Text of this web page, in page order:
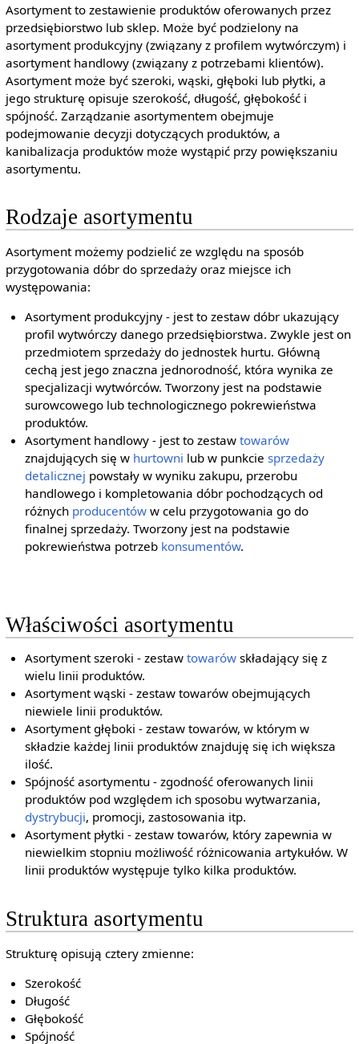
Asortyment to zestawienie produktów oferowanych przez
przedsiębiorstwo lub sklep. Może być podzielony na
asortyment produkcyjny (związany z profilem wytwórczym) i
asortyment handlowy (związany z potrzebami klientów).
Asortyment może być szeroki, wąski, głęboki lub płytki, a
jego strukturę opisuje szerokość, długość, głębokość i
spójność. Zarządzanie asortymentem obejmuje
podejmowanie decyzji dotyczących produktów, a
kanibalizacja produktów może wystąpić przy powiększaniu
asortymentu.
Rodzaje asortymentu
Asortyment możemy podzielić ze względu na sposób
przygotowania dóbr do sprzedaży oraz miejsce ich
występowania:
Asortyment produkcyjny - jest to zestaw dóbr ukazujący
profil wytwórczy danego przedsiębiorstwa. Zwykle jest on
przedmiotem sprzedaży do jednostek hurtu. Główną
cechą jest jego znaczna jednorodność, która wynika ze
specjalizacji wytwórców. Tworzony jest na podstawie
surowcowego lub technologicznego pokrewieństwa
produktów.
Asortyment handlowy - jest to zestawtowarów
znajdujących się w hurtowni lub w punkciesprzedaży
detalicznej powstały w wyniku zakupu, przerobu
handlowego i kompletowania dóbr pochodzących od
różnych producentów w celu przygotowania go do
finalnej sprzedaży. Tworzony jest na podstawie
pokrewieństwa potrzeb konsumentów.
Właściwości asortymentu
Asortyment szeroki - zestawtowarów składający się z
wielu linii produktów.
Asortyment wąski - zestaw towarów obejmujących
niewiele linii produktów.
Asortyment głęboki - zestaw towarów, w którym w
składzie każdej linii produktów znajduję się ich większa
ilość.
Spójność asortymentu - zgodność oferowanych linii
produktów pod względem ich sposobu wytwarzania,
dystrybucji, promocji, zastosowania itp.
Asortyment płytki - zestaw towarów, który zapewnia w
niewielkim stopniu możliwość różnicowania artykułów. W
linii produktów występuje tylko kilka produktów.
Struktura asortymentu
Strukturę opisują cztery zmienne:
Szerokość
Długość
Głębokość
Spójność